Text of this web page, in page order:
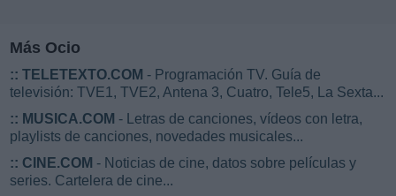
Más Ocio
:: TELETEXTO.COM - Programación TV. Guía de
televisión: TVE1, TVE2, Antena 3, Cuatro, Tele5, La Sexta...
:: MUSICA.COM - Letras de canciones, vídeos con letra,
playlists de canciones, novedades musicales...
:: CINE.COM - Noticias de cine, datos sobre películas y
series. Cartelera de cine...